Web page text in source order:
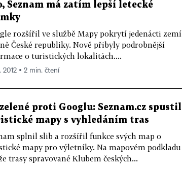
Seznam má zatím lepší letecké
rozšířil ve službě Mapy pokrytí jedenácti zemí
České republiky. Nově přibyly podrobnější
o turistických lokalitách....
2012 ▪ 2 min. čtení
proti Googlu: Seznam.cz spustil
mapy s vyhledáním tras
splnil slib a rozšířil funkce svých map o
mapy pro výletníky. Na mapovém podkladu
trasy spravované Klubem českých...